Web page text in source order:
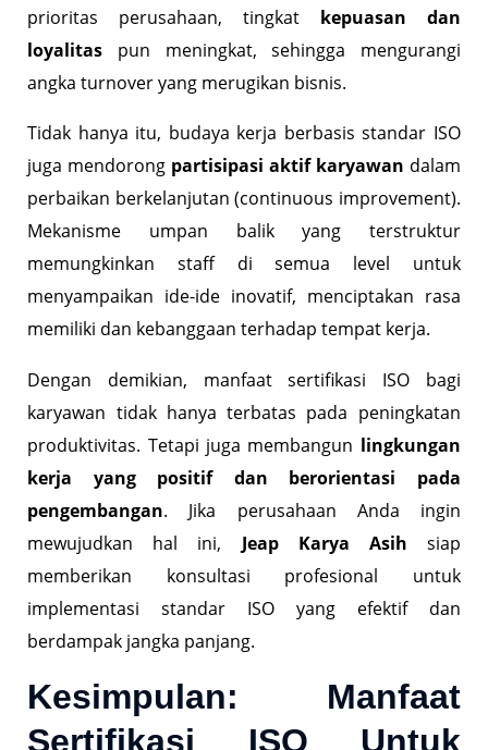
prioritas perusahaan, tingkat kepuasan dan
loyalitas pun meningkat, sehingga mengurangi
angka turnover yang merugikan bisnis.
Tidak hanya itu, budaya kerja berbasis standar ISO
juga mendorong partisipasi aktif karyawan dalam
perbaikan berkelanjutan (continuous improvement).
Mekanisme umpan balik yang terstruktur
memungkinkan staff di semua level untuk
menyampaikan ide-ide inovatif, menciptakan rasa
memiliki dan kebanggaan terhadap tempat kerja.
Dengan demikian, manfaat sertifikasi ISO bagi
karyawan tidak hanya terbatas pada peningkatan
produktivitas. Tetapi juga membangun lingkungan
kerja yang positif dan berorientasi pada
pengembangan. Jika perusahaan Anda ingin
mewujudkan hal ini, Jeap Karya Asih siap
memberikan konsultasi profesional untuk
implementasi standar ISO yang efektif dan
berdampak jangka panjang.
Kesimpulan: Manfaat
Sertifikasi ISO Untuk